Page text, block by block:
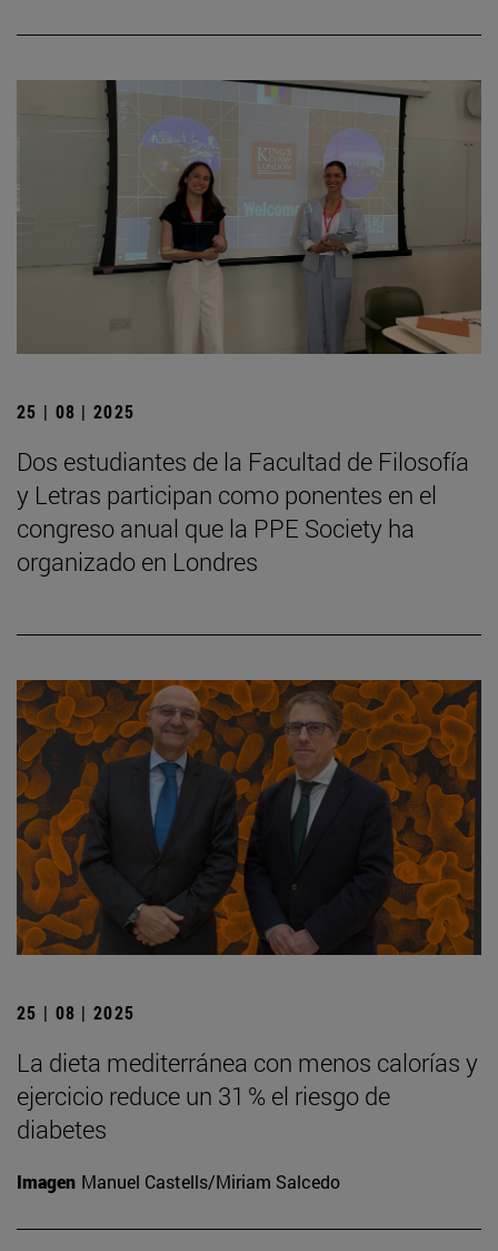
25 | 08 | 2025
Dos estudiantes de la Facultad de Filosofía
y Letras participan como ponentes en el
congreso anual que la PPE Society ha
organizado en Londres
25 | 08 | 2025
La dieta mediterránea con menos calorías y
ejercicio reduce un 31 % el riesgo de
diabetes
Imagen Manuel Castells/Miriam Salcedo